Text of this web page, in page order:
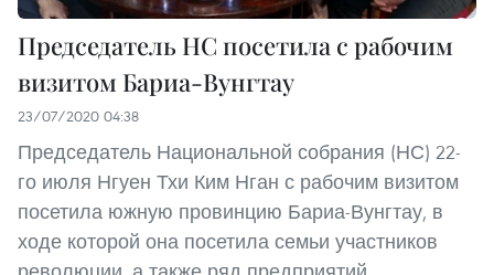
Председатель НС посетила с рабочим
визитом Бариа-Вунгтау
23/07/2020 04:38
Председатель Национальной собрания (НС) 22-
го июля Нгуен Тхи Ким Нган с рабочим визитом
посетила южную провинцию Бариа-Вунгтау, в
ходе которой она посетила семьи участников